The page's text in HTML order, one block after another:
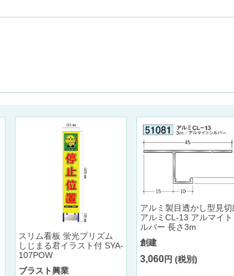
スリム看板 蛍光プリズム
しじまる君イラスト付 SYA-
107POW
ブラスト興業
アルミ製目透かし型見切
アルミCL-13 アルマイト
ルバー 長さ3m
創建
3,060円 (税別)